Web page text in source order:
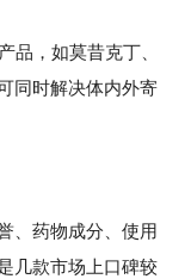
品，如莫昔克丁、
同时解决体内外寄
、药物成分、使用
几款市场上口碑较